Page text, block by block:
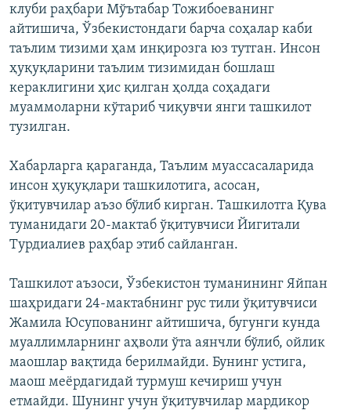
клуби раҳбари Мўътабар Тожибоеванинг
айтишича, Ўзбекистондаги барча соҳалар каби
таълим тизими ҳам инқирозга юз тутган. Инсон
ҳуқуқларини таълим тизимидан бошлаш
кераклигини ҳис қилган ҳолда соҳадаги
муаммоларни кўтариб чиқувчи янги ташкилот
тузилган.
Хабарларга қараганда, Таълим муассасаларида
инсон ҳуқуқлари ташкилотига, асосан,
ўқитувчилар аъзо бўлиб кирган. Ташкилотга Қува
туманидаги 20-мактаб ўқитувчиси Йигитали
Турдиалиев раҳбар этиб сайланган.
Ташкилот аъзоси, Ўзбекистон туманининг Яйпан
шаҳридаги 24-мактабнинг рус тили ўқитувчиси
Жамила Юсупованинг айтишича, бугунги кунда
муаллимларнинг аҳволи ўта аянчли бўлиб, ойлик
маошлар вақтида берилмайди. Бунинг устига,
маош меёрдагидай турмуш кечириш учун
етмайди. Шунинг учун ўқитувчилар мардикор